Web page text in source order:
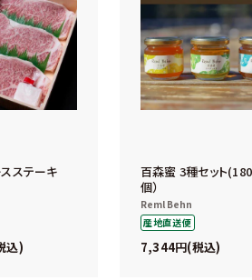
ステーキ
込
百森蜜 3種セット
個）
Reml Behn
産地直送便
7,344 税込